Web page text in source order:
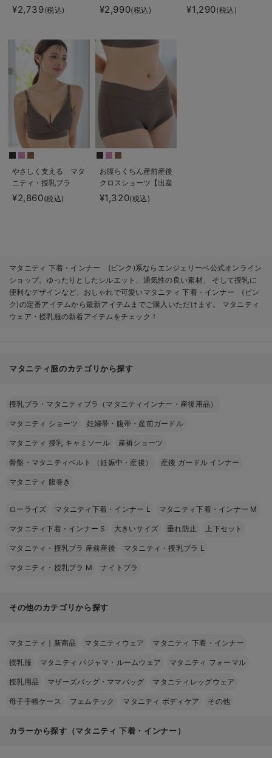
工バイカラー授乳キャ
ミソール
¥2,739(税込)
乳ブラ 脇高 垂れ防
止 ｜ マタニティ・授
¥2,990(税込)
産後も長く使える】
¥1,290(税込)
やさしく支える マタ
ニティ・授乳ブラ
¥2,860(税込)
お腹らくちん産前産後
クロスショーツ【出産
後も長く使える】
¥1,320(税込)
マタニティ 下着・インナー (ピンク)系ならエンジェリーベ公式オンライン
ショップ。ゆったりとしたシルエット、通気性の良い素材、 そして授乳に
便利なデザインなど、おしゃれで可愛いマタニティ 下着・インナー (ピン
ク)の定番アイテムから最新アイテムまでご購入いただけます。 マタニティ
ウェア・授乳服の新着アイテムをチェック！
マタニティ服のカテゴリから探す
授乳ブラ・マタニティブラ（マタニティインナー・産後用品）
マタニティ ショーツ 妊婦帯・腹帯・産前ガードル
マタニティ 授乳 キャミソール 産褥ショーツ
骨盤・マタニティベルト （妊娠中・産後） 産後 ガードル インナー
マタニティ 腹巻き
ローライズ マタニティ下着・インナー L マタニティ下着・インナー M
マタニティ下着・インナー S 大きいサイズ 垂れ防止 上下セット
マタニティ・授乳ブラ 産前産後 マタニティ・授乳ブラ L
マタニティ・授乳ブラ M ナイトブラ
その他のカテゴリから探す
マタニティ｜新商品 マタニティウェア マタニティ 下着・インナー
授乳服 マタニティ パジャマ・ルームウェア マタニティ フォーマル
授乳用品 マザーズバッグ・ママバッグ マタニティレッグウェア
母子手帳ケース フェムテック マタニティ ボディケア その他
カラーから探す（マタニティ 下着・インナー）